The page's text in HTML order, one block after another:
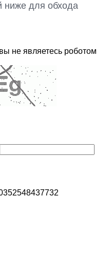
ниже для обхода
не являетесь роботом